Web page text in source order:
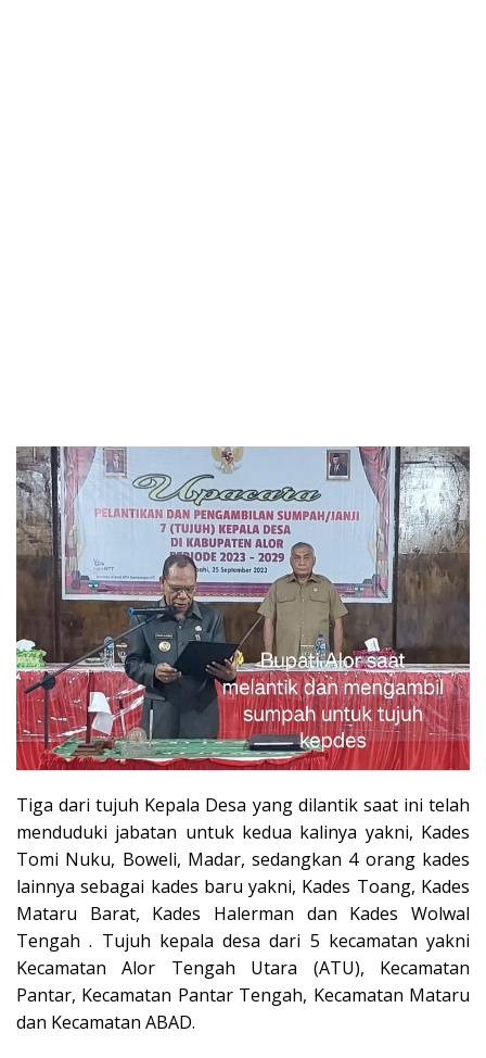
Tiga dari tujuh Kepala Desa yang dilantik saat ini telah
menduduki jabatan untuk kedua kalinya yakni, Kades
Tomi Nuku, Boweli, Madar, sedangkan 4 orang kades
lainnya sebagai kades baru yakni, Kades Toang, Kades
Mataru Barat, Kades Halerman dan Kades Wolwal
Tengah . Tujuh kepala desa dari 5 kecamatan yakni
Kecamatan Alor Tengah Utara (ATU), Kecamatan
Pantar, Kecamatan Pantar Tengah, Kecamatan Mataru
dan Kecamatan ABAD.